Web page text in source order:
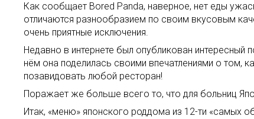
Как сообщает Bored Panda, наверное, нет еды
отличаются разнообразием по своим вкусовым
очень приятные исключения.
Недавно в интернете был опубликован интересный
нём она поделилась своими впечатлениями о том,
позавидовать любой ресторан!
Поражает же больше всего то, что для больниц
Итак, «меню» японского роддома из 12-ти «самых